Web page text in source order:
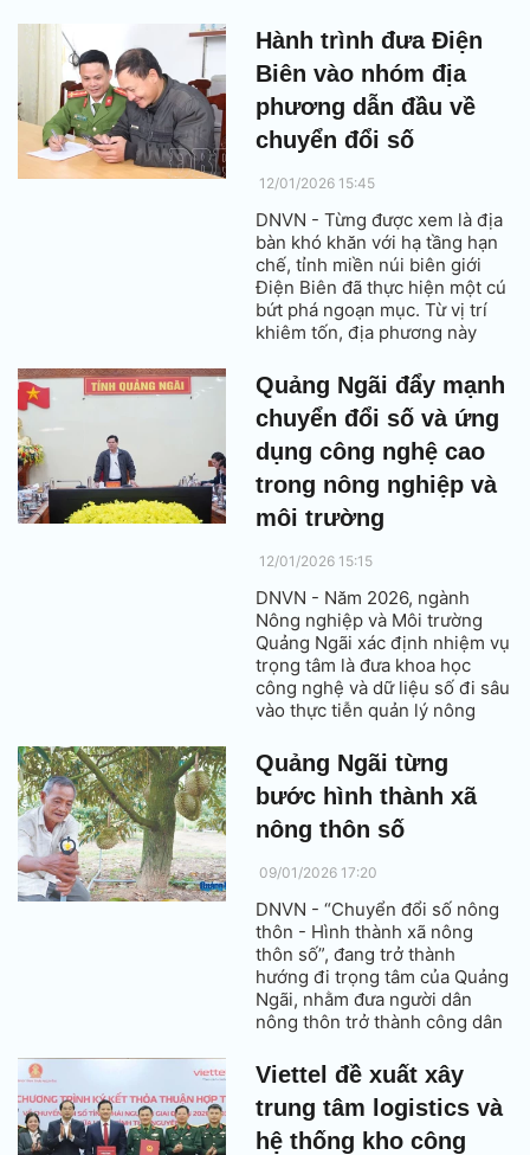
lược, tạo nền móng vững chắc
để nâng cao năng suất lao
động, hiệu quả quản trị và
năng lực cạnh tranh, hướng tới
phát triển bền vững.
Hành trình đưa Điện
Biên vào nhóm địa
phương dẫn đầu về
chuyển đổi số
12/01/2026 15:45
DNVN - Từng được xem là địa
bàn khó khăn với hạ tầng hạn
chế, tỉnh miền núi biên giới
Điện Biên đã thực hiện một cú
bứt phá ngoạn mục. Từ vị trí
khiêm tốn, địa phương này
những tỉnh có tốc độ cải thiện
chuyển đổi số nhanh nhất cả
nước, khẳng định bản lĩnh và
tư duy đổi mới trong kỷ
nguyên 4.0.
Quảng Ngãi đẩy mạnh
chuyển đổi số và ứng
dụng công nghệ cao
trong nông nghiệp và
môi trường
12/01/2026 15:15
DNVN - Năm 2026, ngành
Nông nghiệp và Môi trường
Quảng Ngãi xác định nhiệm vụ
trọng tâm là đưa khoa học
công nghệ và dữ liệu số đi sâu
vào thực tiễn quản lý nông
rừng.
Quảng Ngãi từng
bước hình thành xã
nông thôn số
09/01/2026 17:20
DNVN - “Chuyển đổi số nông
thôn - Hình thành xã nông
thôn số”, đang trở thành
hướng đi trọng tâm của Quảng
Ngãi, nhằm đưa người dân
nông thôn trở thành công dân
công trực tuyến và phát triển
sinh kế gắn với kinh tế số,
hướng tới xây dựng nông thôn
xanh, thông minh, bền vững.
Viettel đề xuất xây
trung tâm logistics và
hệ thống kho công